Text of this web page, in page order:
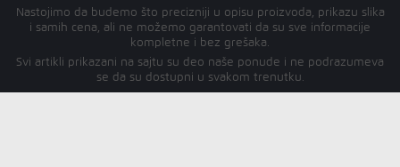
Nastojimo da budemo što precizniji u opisu proizvoda, prikazu slika
i samih cena, ali ne možemo garantovati da su sve informacije
kompletne i bez grešaka.
Svi artikli prikazani na sajtu su deo naše ponude i ne podrazumeva
se da su dostupni u svakom trenutku.